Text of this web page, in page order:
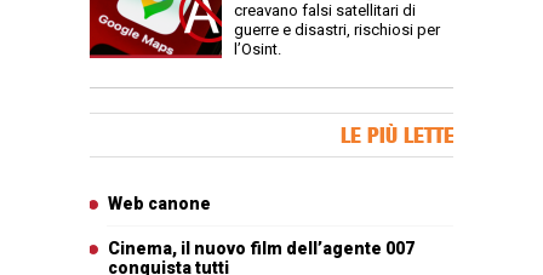
creavano falsi satellitari di
guerre e disastri, rischiosi per
l’Osint.
LE PIÙ LETTE
Web canone
Cinema, il nuovo film dell’agente 007
conquista tutti